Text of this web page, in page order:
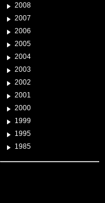
2008
2007
2006
2005
2004
2003
2002
2001
2000
1999
1995
1985